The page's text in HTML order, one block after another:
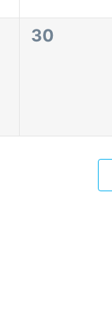
0
30